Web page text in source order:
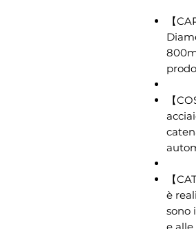
【
【
【
è
sono